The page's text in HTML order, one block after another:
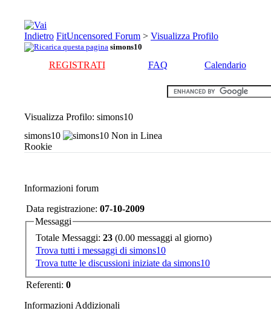
FitUncensored Forum > Visualizza Profilo
simons10
REGISTRATI FAQ Calendario
Visualizza Profilo: simons10
simons10
Rookie
Informazioni forum
Data registrazione: 07-10-2009
Messaggi
Totale Messaggi: 23 (0.00 messaggi al giorno)
Trova tutti i messaggi di simons10
Trova tutte le discussioni iniziate da simons10
Referenti: 0
Informazioni Addizionali